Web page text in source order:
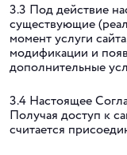
3.3 Под действие
существующие
момент услуги
модификации и
дополнительные
3.4 Настоящее
Получая доступ к
считается